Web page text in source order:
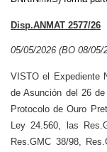
Disp.ANMAT 2577/26
05/05/2026 (BO 08/05/
VISTO el Expediente
de Asunción del 26
Protocolo de Ouro
Ley 24.560, las
Res.GMC 38/98,